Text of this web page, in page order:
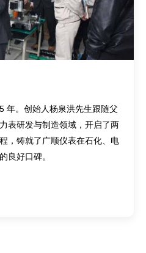
年。创始人杨泉洪先生跟随父
表研发与制造领域，开启了两
，铸就了广顺仪表在石化、电
良好口碑。